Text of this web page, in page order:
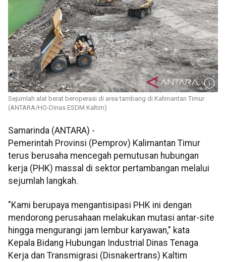
Sejumlah alat berat beroperasi di area tambang di Kalimantan Timur.
(ANTARA/HO-Dinas ESDM Kaltim)
Samarinda (ANTARA) -
Pemerintah Provinsi (Pemprov) Kalimantan Timur
terus berusaha mencegah pemutusan hubungan
kerja (PHK) massal di sektor pertambangan melalui
sejumlah langkah.
"Kami berupaya mengantisipasi PHK ini dengan
mendorong perusahaan melakukan mutasi antar-site
hingga mengurangi jam lembur karyawan," kata
Kepala Bidang Hubungan Industrial Dinas Tenaga
Kerja dan Transmigrasi (Disnakertrans) Kaltim